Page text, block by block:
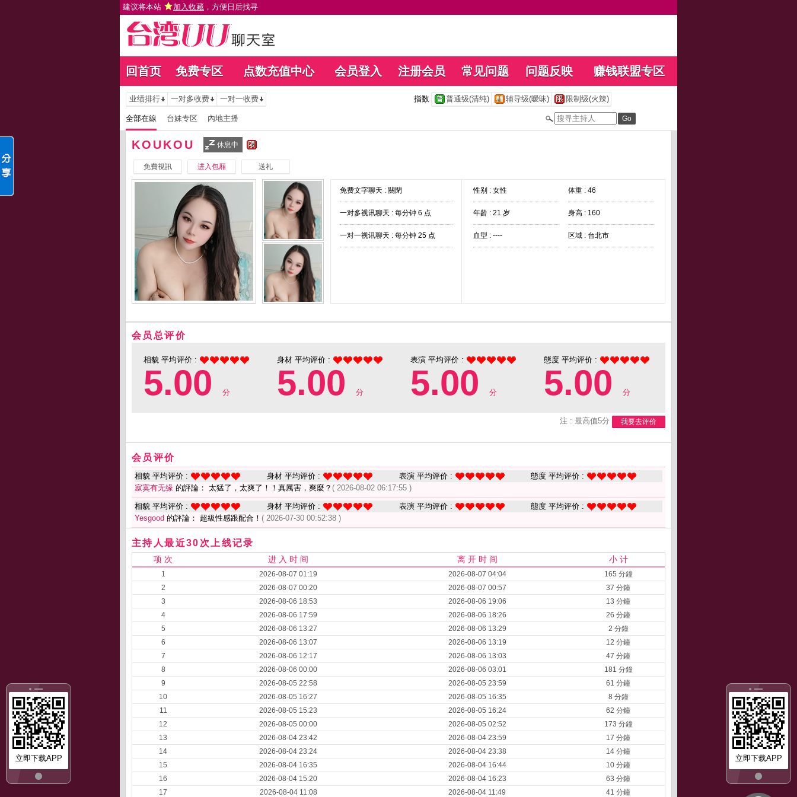
建议将本站 加入收藏 ，方便日后找寻
回首页 免费专区 点数充值中心 会员登入 注册会员 常见问题 问题反映 赚钱联盟专区
立即下载APP
立即下载APP
业绩排行 一对多收费 一对一收费 指数 普通级(清纯) 辅导级(暧昧) 限制级(火辣)
全部在線 台妹专区 內地主播
KOUKOU 休息中
免費視訊 进入包厢 送礼
免费文字聊天 : 關閉
一对多视讯聊天 : 每分钟 6 点
一对一视讯聊天 : 每分钟 25 点
性别 : 女性 体重 : 46
年龄 : 21 岁 身高 : 160
血型 : ---- 区域 : 台北市
会员总评价
相貌 平均评价 :
5.00 分
身材 平均评价 :
5.00 分
表演 平均评价 :
5.00 分
態度 平均评价 :
5.00 分
注 : 最高值5分 我要去评价
会员评价
相貌 平均评价 : 身材 平均评价 : 表演 平均评价 :
態度 平均评价 :
寂寞有无缘 的評論： 太猛了，太爽了！！真厲害，爽麼？ ( 2026-08-02 06:17:55 )
相貌 平均评价 : 身材 平均评价 : 表演 平均评价 :
態度 平均评价 :
Yesgood 的評論： 超級性感跟配合！ ( 2026-07-30 00:52:38 )
主持人最近30次上线记录
项 次 进 入 时 间 离 开 时 间 小 计
1 2026-08-07 01:19 2026-08-07 04:04
165 分鐘
2
2026-08-07 00:20 2026-08-07 00:57
37 分鐘
3
2026-08-06 18:53 2026-08-06 19:06
13 分鐘
4
2026-08-06 17:59 2026-08-06 18:26
26 分鐘
5
2026-08-06 13:27 2026-08-06 13:29
2 分鐘
6
2026-08-06 13:07 2026-08-06 13:19
12 分鐘
7
2026-08-06 12:17 2026-08-06 13:03
47 分鐘
8
2026-08-06 00:00 2026-08-06 03:01
181 分鐘
9
2026-08-05 22:58 2026-08-05 23:59
61 分鐘
10
2026-08-05 16:27 2026-08-05 16:35
8 分鐘
11
2026-08-05 15:23 2026-08-05 16:24
62 分鐘
12
2026-08-05 00:00 2026-08-05 02:52
173 分鐘
13
2026-08-04 23:42 2026-08-04 23:59
17 分鐘
14
2026-08-04 23:24 2026-08-04 23:38
14 分鐘
15
2026-08-04 16:35 2026-08-04 16:44
10 分鐘
16
2026-08-04 15:20 2026-08-04 16:23
63 分鐘
17
2026-08-04 11:08 2026-08-04 11:49 41 分鐘